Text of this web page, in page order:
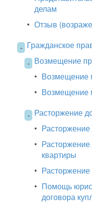
делам
• Отзыв
- Гражданское
- Возмещение
• Возмещение
• Возмещение
- Расторжение
•
•
квартиры
•
• Помощь
договора